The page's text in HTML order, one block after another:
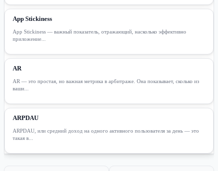
App Stickiness
App Stickiness — важный показатель, отражающий, насколько эффективно
приложение...
AR
AR — это простая, но важная метрика в арбитраже. Она показывает, сколько из
ваши...
ARPDAU
ARPDAU, или средний доход на одного активного пользователя за день — это
такая в...